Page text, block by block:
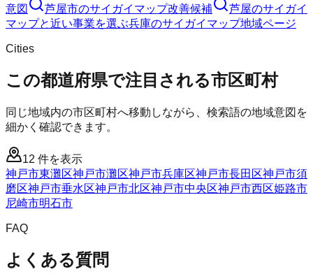
意図
芦屋市のサイガイマップ改善候補
芦屋のサイガイ
マップと近い事業を選ぶ兵庫のサイガイマップ地域ページ
Cities
この都道府県で注目される市区町村
同じ地域内の市区町村へ移動しながら、検索語の地域意図を
細かく確認できます。
12 件を表示
神戸市東灘区神戸市灘区神戸市兵庫区神戸市長田区神戸市須
磨区神戸市垂水区神戸市北区神戸市中央区神戸市西区姫路市
尼崎市明石市
FAQ
よくある質問